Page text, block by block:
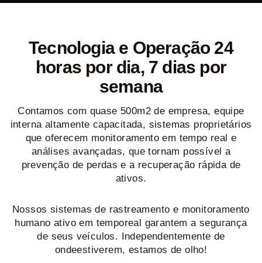
Tecnologia e Operação 24
horas por dia, 7 dias por
semana
Contamos com quase 500m2 de empresa, equipe
interna altamente capacitada, sistemas proprietários
que oferecem monitoramento em tempo real e
análises avançadas, que tornam possível a
prevenção de perdas e a recuperação rápida de
ativos.
Nossos sistemas de rastreamento e monitoramento
humano ativo em temporeal garantem a segurança
de seus veículos. Independentemente de
ondeestiverem, estamos de olho!